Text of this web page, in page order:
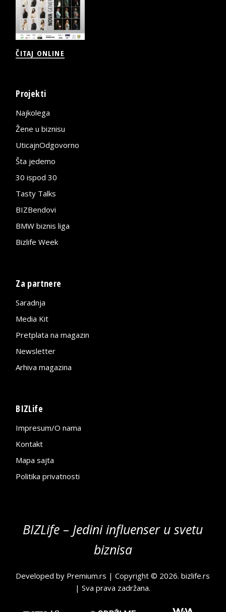
ČITAJ ONLINE
Projekti
Najkolega
Žene u biznisu
UticajnOdgovorno
Šta jedemo
30 ispod 30
Tasty Talks
BIZBendovi
BMW biznis liga
Bizlife Week
Za partnere
Saradnja
Media Kit
Pretplata na magazin
Newsletter
Arhiva magazina
BIZLife
Impresum/O nama
Kontakt
Mapa sajta
Politika privatnosti
BIZLife – Jedini influenser u svetu
biznisa
Developed by Premium.rs | Copyright © 2026.bizlife.rs
| Sva prava zadržana.